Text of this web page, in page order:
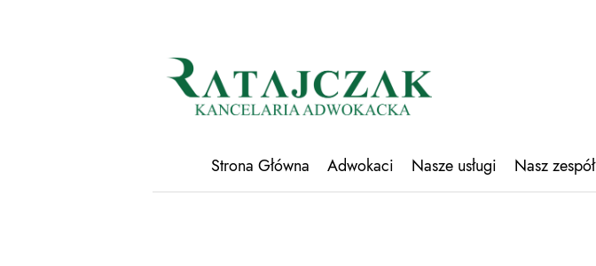
Strona Główna Adwokaci Nasze usługi Nasz zespół